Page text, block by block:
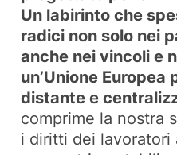
Un labirinto che
radici non solo nei
anche nei vincoli e
un’Unione
distante e
comprime la nostra
i diritti dei lavoratori